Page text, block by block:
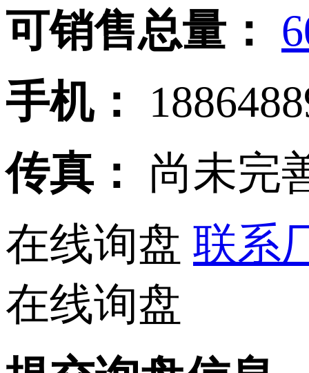
可销售总量：
手机：
传真：
尚未完
在线询盘 联系
在线询盘